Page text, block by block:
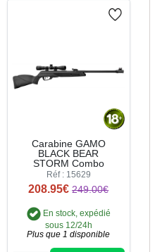
Carabine GAMO
BLACK BEAR
STORM Combo
Réf : 15629
208.95€ 249.00€
En stock, expédié
sous 12/24h
Plus que 1 disponible